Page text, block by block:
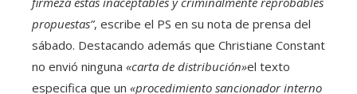
propuestas”, escribe el PS en su nota de prensa del
sábado. Destacando además que Christiane Constant
no envió ninguna «carta de distribución»el texto
especifica que un «procedimiento sancionador interno